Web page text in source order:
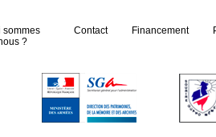
sommes
?
Contact Financement